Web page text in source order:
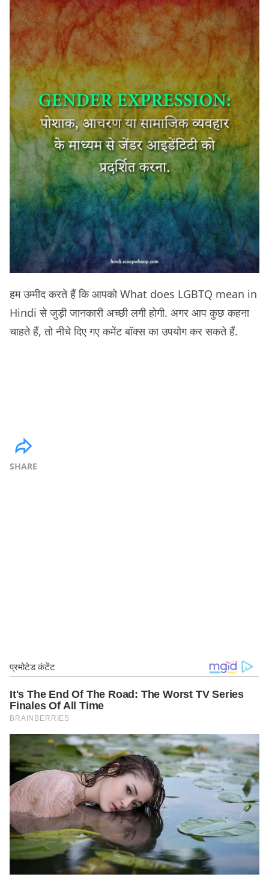
हम उम्मीद करते हैं कि आपको What does LGBTQ mean in
Hindi से जुड़ी जानकारी अच्छी लगी होगी. अगर आप कुछ कहना
चाहते हैं, तो नीचे दिए गए कमेंट बॉक्स का उपयोग कर सकते हैं.
SHARE